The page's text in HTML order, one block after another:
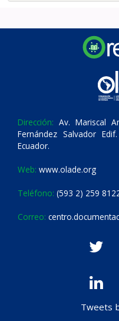
Dirección: Av. Mariscal
Fernández Salvador
Ecuador.
Web: www.olade.org
Teléfono: (593 2) 259
Correo:
Tweets